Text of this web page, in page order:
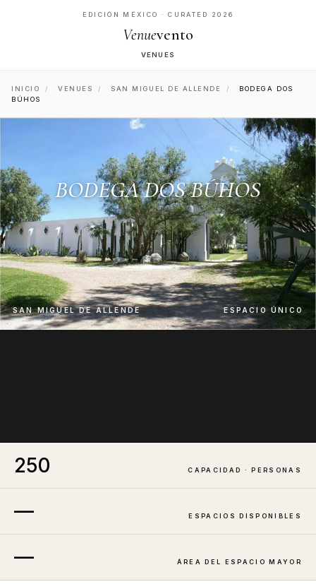
EDICIÓN MÉXICO · CURATED 2026
Venuevento
VENUES
INICIO / VENUES / SAN MIGUEL DE ALLENDE /
BODEGA DOS
BÚHOS
BODEGA DOS BÚHOS
SAN MIGUEL DE ALLENDE ESPACIO ÚNICO
250 CAPACIDAD · PERSONAS
— ESPACIOS DISPONIBLES
— ÁREA DEL ESPACIO MAYOR